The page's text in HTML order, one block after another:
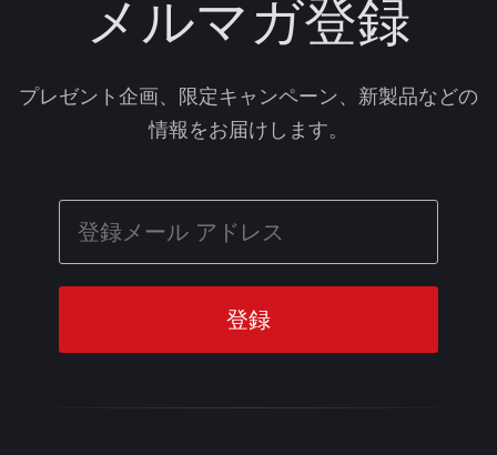
メルマガ登録
プレゼント企画、限定キャンペーン、新製品などの
情報をお届けします。